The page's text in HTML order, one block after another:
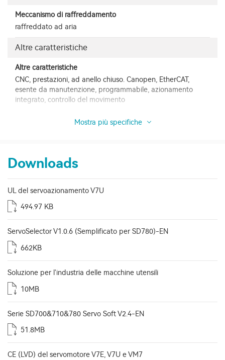
Meccanismo di raffreddamento
raffreddato ad aria
Altre caratteristiche
Altre caratteristiche
CNC, prestazioni, ad anello chiuso. Canopen, EtherCAT,
esente da manutenzione, programmabile, azionamento
integrato, controllo del movimento
Mostra più specifiche
Downloads
UL del servoazionamento V7U
494.97 KB
ServoSelector V1.0.6 (Semplificato per SD780)-EN
662KB
Soluzione per l'industria delle macchine utensili
10MB
Serie SD700&710&780 Servo Soft V2.4-EN
51.8MB
CE (LVD) del servomotore V7E, V7U e VM7